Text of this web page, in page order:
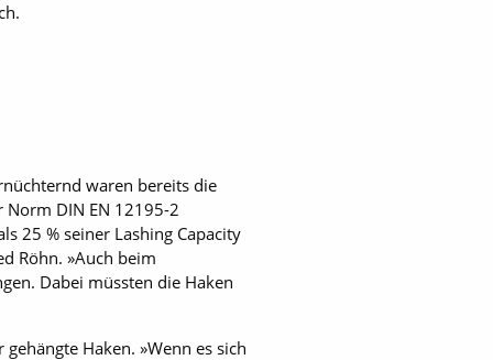
waren bereits die
DIN EN 12195-2
25 % seiner Lashing Capacity
Röhn. »Auch beim
Dabei müssten die Haken
Haken. »Wenn es sich